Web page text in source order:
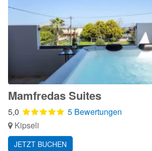
Mamfredas Suites
5,0
5 Bewertungen
Kipseli
JETZT BUCHEN